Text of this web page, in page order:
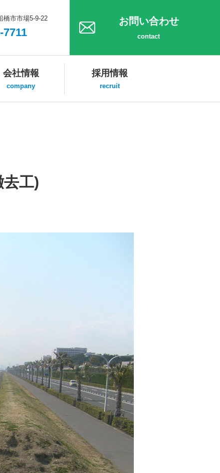
橋市市場5-9-22
7711
お問い合わせ
contact
会社情報
company
採用情報
recruit
工)